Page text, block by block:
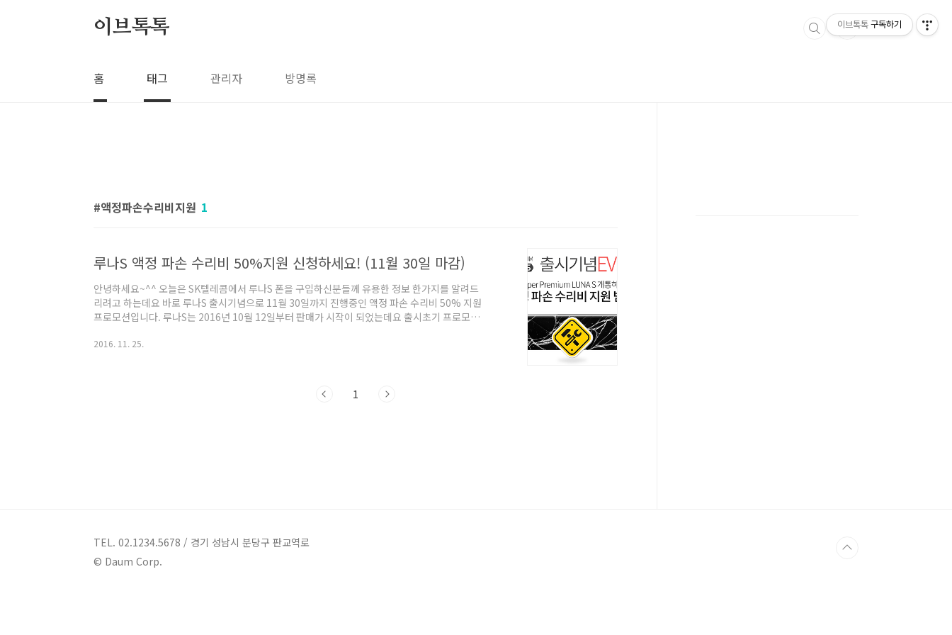
이브톡톡
홈 태그 관리자 방명록
액정파손수리비지원 1
루나S 액정 파손 수리비 50%지원 신청하세요! (11월 30일 마감)
안녕하세요~^^ 오늘은 SK텔레콤에서 루나S 폰을 구입하신분들께 유용한 정보 한가지를 알려드
리려고 하는데요 바로 루나S 출시기념으로 11월 30일까지 진행중인 액정 파손 수리비 50% 지원
프로모션입니다. 루나S는 2016년 10월 12일부터 판매가 시작이 되었는데요 출시초기 프로모션
어도 2016년 11월 11일까지 루나S를 구입한 모든 고객중 수리비 지원 혜택을 신청한 고객을 대상
2016. 11. 25.
1
TEL. 02.1234.5678 / 경기 성남시 분당구 판교역로
© Daum Corp.
이브톡톡 구독하기